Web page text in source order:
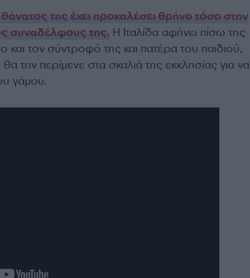
της έχει προκαλέσει θρήνο τόσο στην
συναδέλφους της.Η Ιταλίδα αφήνει πίσω της
και τον σύντροφό της και πατέρα του παιδιού,
την περίμενε στα σκαλιά της εκκλησίας για να
γάμου.